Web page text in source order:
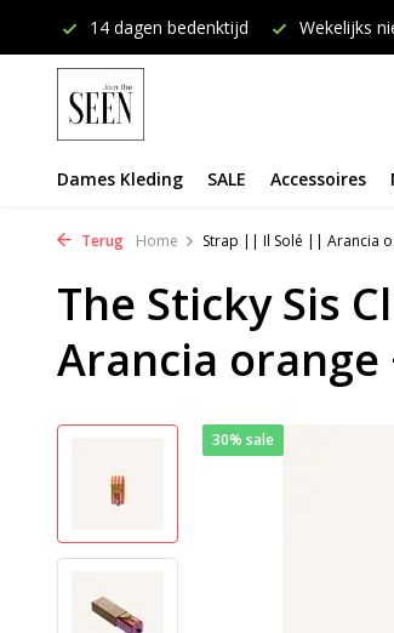
14 dagen bedenktijd Wekelijks
Dames Kleding SALE Accessoires
Terug Home Strap || Il Solé || Arancia
The Sticky Sis
Arancia orange
30% sale